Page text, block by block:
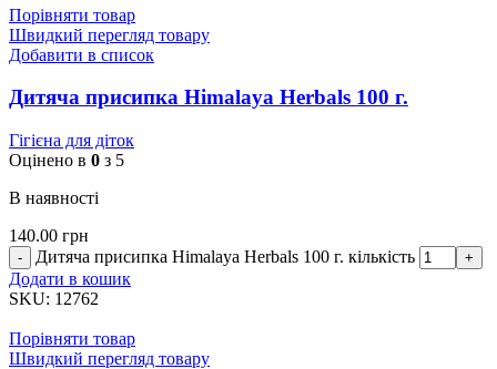
Порівняти товар
Швидкий перегляд товару
Добавити в список
Дитяча присипка Himalaya Herbals 100 г.
Гігієна для діток
Оцінено в 0 з 5
В наявності
140.00 грн
Дитяча присипка Himalaya Herbals 100 г. кількість
Додати в кошик
SKU: 12762
Порівняти товар
Швидкий перегляд товару